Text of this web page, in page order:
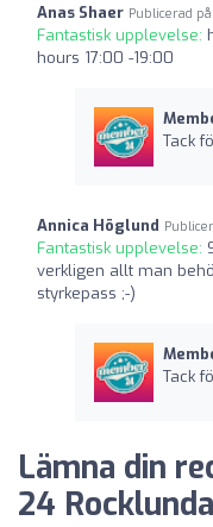
Anas Shaer Publicerad på
Fantastisk upplevelse:
hours 17:00 -19:00
Tack
Annica Höglund
Fantastisk upplevelse:
verkligen allt man
styrkepass ;-)
Tack
Lämna din
24